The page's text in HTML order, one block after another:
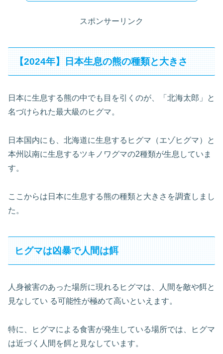
スポンサーリンク
【2024年】日本生息の熊の種類と大きさ
日本に生息する熊の中でも目を引くのが、「北海太郎」と
名づけられた最大級のヒグマ。
日本国内にも、北海道に生息するヒグマ（エゾヒグマ）と
本州以南に生息するツキノワグマの2種類が生息していま
す。
ここからは日本に生息する熊の種類と大きさを調査しまし
た。
ヒグマは凶暴で人間は餌
人身被害のあった場所に現れるヒグマは、人間を敵や餌と
見なしてい る可能性が極めて高いといえます。
特に、ヒグマによる食害が発生している場所では、ヒグマ
は近づく人間を餌と見なしています。